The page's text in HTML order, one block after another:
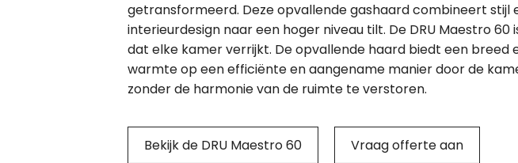
getransformeerd. Deze opvallende gashaard combineert
interieurdesign naar een hoger niveau tilt. De DRU Maestro
dat elke kamer verrijkt. De opvallende haard biedt een
warmte op een efficiënte en aangename manier door de
zonder de harmonie van de ruimte te verstoren.
Bekijk de DRU Maestro 60 Vraag offerte aan